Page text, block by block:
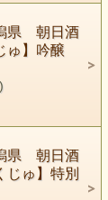
県 朝日酒
ゅ】吟醸
県 朝日酒
ゅ】特別